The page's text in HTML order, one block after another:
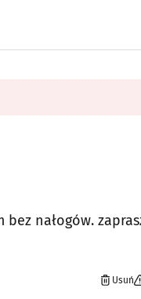
nałogów.
Usuń